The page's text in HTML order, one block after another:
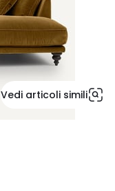
Vedi articoli simili